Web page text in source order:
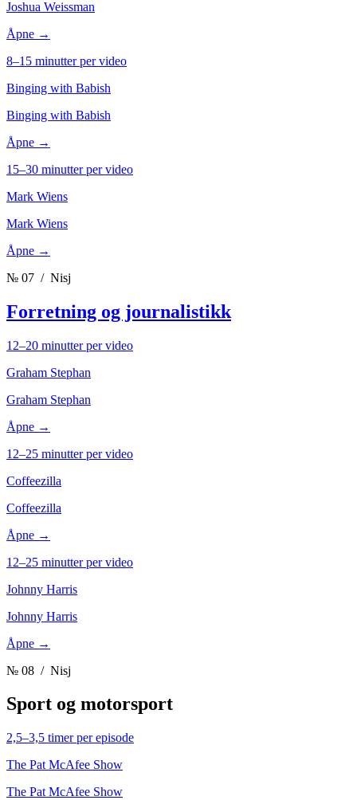
Joshua Weissman
Åpne →
8–15 minutter per video
Binging with Babish
Binging with Babish
Åpne →
15–30 minutter per video
Mark Wiens
Mark Wiens
Åpne →
№ 07 / Nisj
Forretning og journalistikk
12–20 minutter per video
Graham Stephan
Graham Stephan
Åpne →
12–25 minutter per video
Coffeezilla
Coffeezilla
Åpne →
12–25 minutter per video
Johnny Harris
Johnny Harris
Åpne →
№ 08 / Nisj
Sport og motorsport
2,5–3,5 timer per episode
The Pat McAfee Show
The Pat McAfee Show